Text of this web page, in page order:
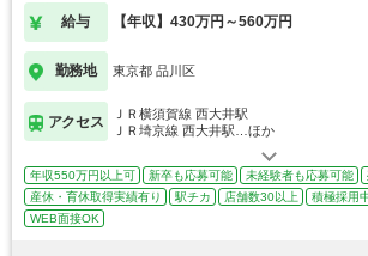
給与 【年収】430万円～560万円
勤務地 東京都 品川区
アクセス
ＪＲ横須賀線 西大井駅
ＪＲ埼京線 西大井駅…ほか
年収550万円以上可 新卒も応募可能 未経験者も応募可能
産休・育休取得実績有り
駅チカ 店舗数30以上 積極採用
WEB面接OK